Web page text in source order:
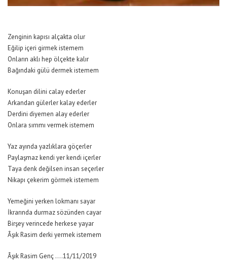
Zenginin kapısı alçakta olur
Eğilip içeri girmek istemem
Onların aklı hep ölçekte kalır
Bağındaki gülü dermek istemem
Konuşan dilini calay ederler
Arkandan gülerler kalay ederler
Derdini diyemen alay ederler
Onlara sırrımı vermek istemem
Yaz ayında yazlıklara göçerler
Paylaşmaz kendi yer kendi içerler
Taya denk değilsen insan seçerler
Nikapı çekerim görmek istemem
Yemeğini yerken lokmanı sayar
İkrarında durmaz sözünden cayar
Birşey verincede herkese yayar
Âşık Rasim derki yermek istemem
Âşık Rasim Genç ….11/11/2019